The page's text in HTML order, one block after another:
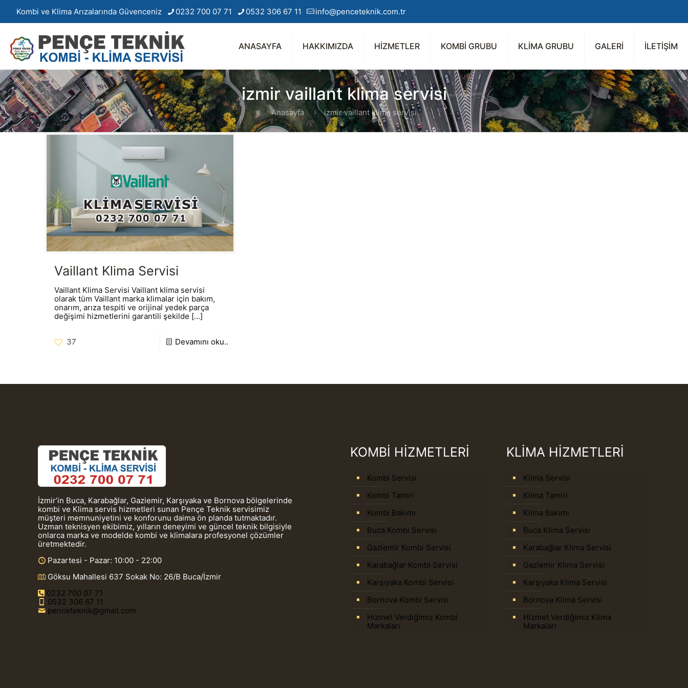
Kombi ve Klima Arızalarında Güvenceniz 0232 700 07 71 0532 306 67 11 info@penceteknik.com.tr
ANASAYFA HAKKIMIZDA HİZMETLER KOMBİ GRUBU KLİMA GRUBU GALERİ İLETİŞİM
izmir vaillant klima servisi
Anasayfa izmir vaillant klima servisi
Vaillant Klima Servisi
Vaillant Klima Servisi Vaillant klima servisi
olarak tüm Vaillant marka klimalar için bakım,
onarım, arıza tespiti ve orijinal yedek parça
değişimi hizmetlerini garantili şekilde […]
37 Devamını oku..
İzmir’in Buca, Karabağlar, Gaziemir, Karşıyaka ve Bornova bölgelerinde
kombi ve Klima servis hizmetleri sunan Pençe Teknik servisimiz
müşteri memnuniyetini ve konforunu daima ön planda tutmaktadır.
Uzman teknisyen ekibimiz, yılların deneyimi ve güncel teknik bilgisiyle
onlarca marka ve modelde kombi ve klimalara profesyonel çözümler
üretmektedir.
Pazartesi - Pazar: 10:00 - 22:00
Göksu Mahallesi 637 Sokak No: 26/B Buca/İzmir
0232 700 07 71
0532 306 67 11
penceteknik@gmail.com
KOMBİ HİZMETLERİ
Kombi Servisi
Kombi Tamiri
Kombi Bakımı
Buca Kombi Servisi
Gaziemir Kombi Servisi
Karabağlar Kombi Servisi
Karşıyaka Kombi Servisi
Bornova Kombi Servisi
Hizmet Verdiğimiz Kombi
Markaları
KLİMA HİZMETLERİ
Klima Servisi
Klima Tamiri
Klima Bakımı
Buca Klima Servisi
Karabağlar Klima Servisi
Gaziemir Klima Servisi
Karşıyaka Klima Servisi
Bornova Klima Servisi
Hizmet Verdiğimiz Klima
Markaları